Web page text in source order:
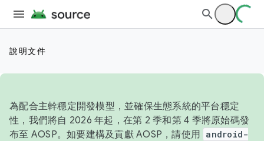
說明文件
為配合主幹穩定開發模型，並確保生態系統的平台穩定
性，我們將自 2026 年起，在第 2 季和第 4 季將原始碼發
布至 AOSP。如要建構及貢獻 AOSP，請使用 android-